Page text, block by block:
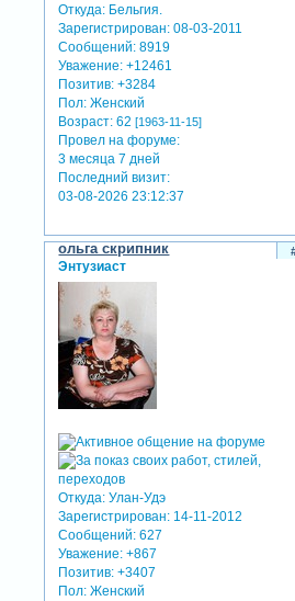
Откуда: Бельгия.
Зарегистрирован: 08-03-2011
Сообщений: 8919
Уважение: +12461
Позитив: +3284
Пол: Женский
Возраст: 62[1963-11-15]
Провел на форуме:
3 месяца 7 дней
Последний визит:
03-08-2026 23:12:37
ольга скрипник
Энтузиаст
Откуда: Улан-Удэ
Зарегистрирован: 14-11-2012
Сообщений: 627
Уважение: +867
Позитив: +3407
Пол: Женский